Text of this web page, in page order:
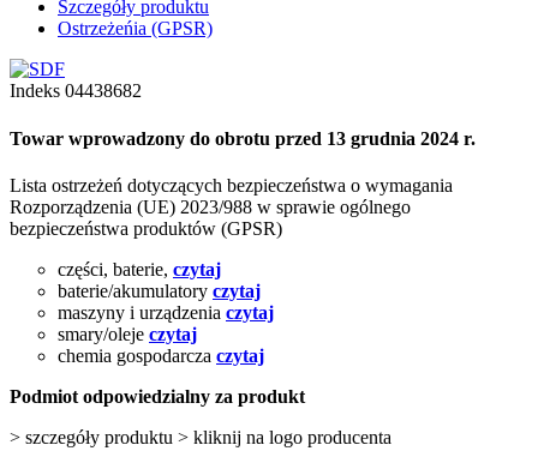
Szczegóły produktu
Ostrzeżeńia (GPSR)
Indeks 04438682
Towar wprowadzony do obrotu przed 13 grudnia 2024 r.
Lista ostrzeżeń dotyczących bezpieczeństwa o wymagania
Rozporządzenia (UE) 2023/988 w sprawie ogólnego
bezpieczeństwa produktów (GPSR)
części, baterie, czytaj
baterie/akumulatory czytaj
maszyny i urządzenia czytaj
smary/oleje czytaj
chemia gospodarcza czytaj
Podmiot odpowiedzialny za produkt
> szczegóły produktu > kliknij na logo producenta